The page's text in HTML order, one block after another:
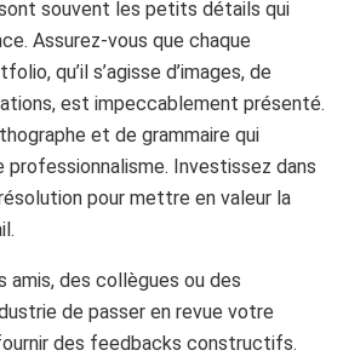
sont souvent les petits détails qui
Assurez-vous que chaque
qu’il s’agisse d’images, de
est impeccablement présenté.
et de grammaire qui
Investissez dans
pour mettre en valeur la
amis, des collègues ou des
de passer en revue votre
des feedbacks constructifs.